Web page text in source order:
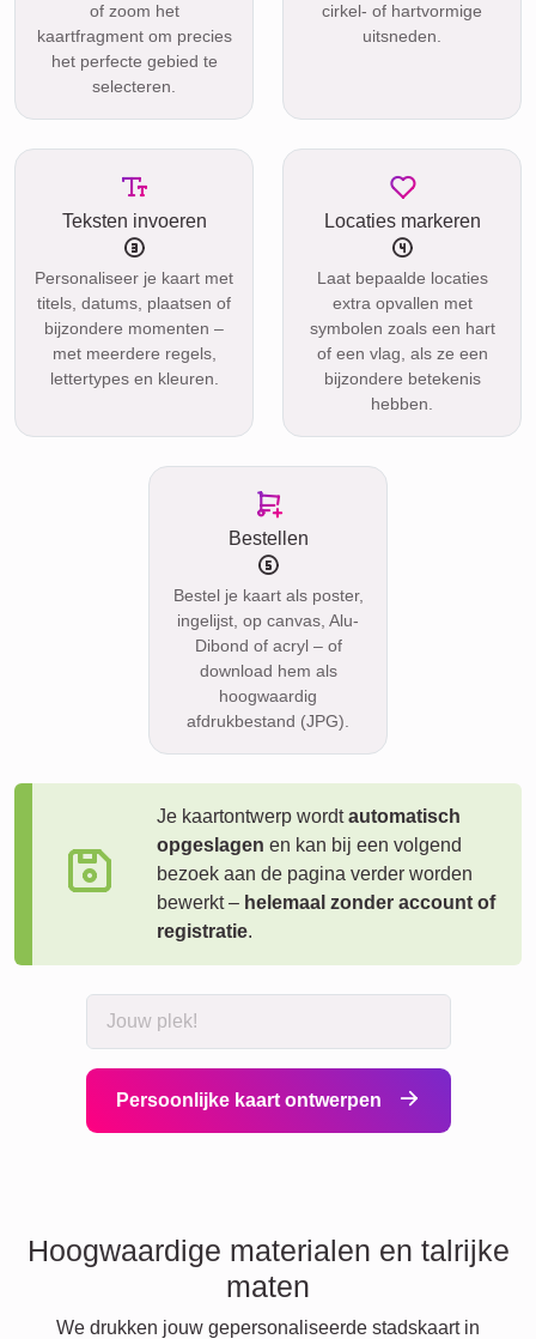
of zoom het
kaartfragment om precies
het perfecte gebied te
selecteren.
cirkel- of hartvormige
uitsneden.
Teksten invoeren
Personaliseer je kaart met
titels, datums, plaatsen of
bijzondere momenten –
met meerdere regels,
lettertypes en kleuren.
Locaties markeren
Laat bepaalde locaties
extra opvallen met
symbolen zoals een hart
of een vlag, als ze een
bijzondere betekenis
hebben.
Bestellen
Bestel je kaart als poster,
ingelijst, op canvas, Alu-
Dibond of acryl – of
download hem als
hoogwaardig
afdrukbestand (JPG).
Je kaartontwerp wordtautomatisch
opgeslagen en kan bij een volgend
bezoek aan de pagina verder worden
bewerkt – helemaal zonder account of
registratie.
Persoonlijke kaart ontwerpen
Hoogwaardige materialen en talrijke
maten
We drukken jouw gepersonaliseerde stadskaart in